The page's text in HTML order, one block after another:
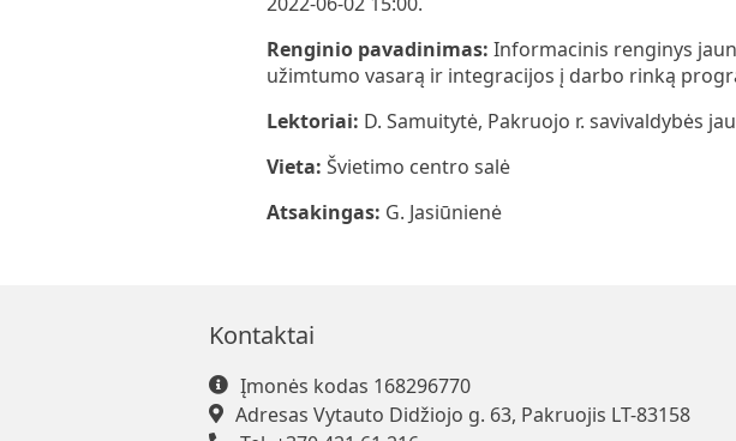
Renginio pavadinimas: Informacinis renginys
užimtumo vasarą ir integracijos į darbo rinką
Lektoriai: D. Samuitytė, Pakruojo r. savivaldybės
Vieta: Švietimo centro salė
Atsakingas: G. Jasiūnienė
Kontaktai
Įmonės kodas 168296770
Adresas Vytauto Didžiojo g. 63, Pakruojis LT-83158